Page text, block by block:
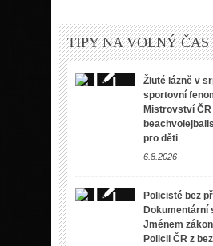
TIPY NA VOLNÝ ČAS
Žluté lázně v
sportovní
Mistrovství ČR
pro děti
6.8.2026
Policisté bez
Dokumentární
Jménem
Policii ČR z